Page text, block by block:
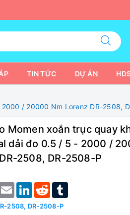
TIN TỨC DỰ ÁN
/ 20000 Nm Lorenz DR-2508,
Momen xoắn trục quay
dải đo 0.5 / 5 - 2000 /
2508, DR-2508-P
Email LinkedIn
Reddit
2508, DR-2508-P